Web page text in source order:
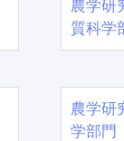
農学
質科学
農学
学部門